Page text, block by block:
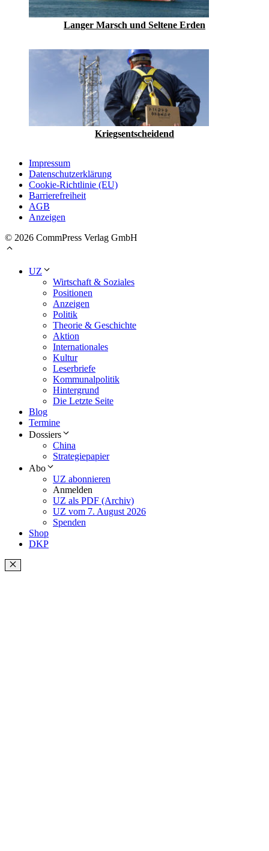
Langer Marsch und Seltene Erden
Kriegsentscheidend
Impressum
Datenschutzerklärung
Cookie-Richtlinie (EU)
Barrierefreiheit
AGB
Anzeigen
© 2026 CommPress Verlag GmbH
UZ
Wirtschaft & Soziales
Positionen
Anzeigen
Politik
Theorie & Geschichte
Aktion
Internationales
Kultur
Leserbriefe
Kommunalpolitik
Hintergrund
Die Letzte Seite
Blog
Termine
Dossiers
China
Strategiepapier
Abo
UZ abonnieren
Anmelden
UZ als PDF (Archiv)
UZ vom 7. August 2026
Spenden
Shop
DKP
Schließen